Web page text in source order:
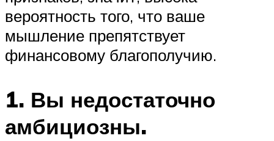
вероятность того, что ваше
мышление препятствует
финансовому благополучию.
1. Вы недостаточно
амбициозны.